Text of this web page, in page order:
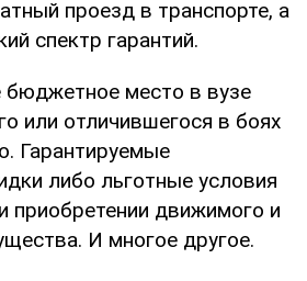
проезд в транспорте, а
спектр гарантий.
бюджетное место в вузе
или отличившегося в боях
Гарантируемые
либо льготные условия
приобретении движимого и
И многое другое.